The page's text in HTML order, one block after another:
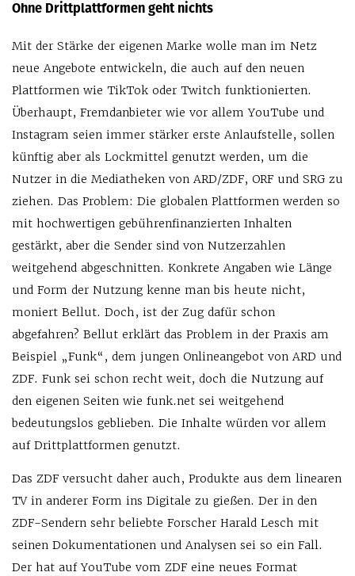
Ohne Drittplattformen geht nichts
Mit der Stärke der eigenen Marke wolle man im Netz
neue Angebote entwickeln, die auch auf den neuen
Plattformen wie TikTok oder Twitch funktionierten.
Überhaupt, Fremdanbieter wie vor allem YouTube und
Instagram seien immer stärker erste Anlaufstelle, sollen
künftig aber als Lockmittel genutzt werden, um die
Nutzer in die Mediatheken von ARD/ZDF, ORF und SRG zu
ziehen. Das Problem: Die globalen Plattformen werden so
mit hochwertigen gebührenfinanzierten Inhalten
gestärkt, aber die Sender sind von Nutzerzahlen
weitgehend abgeschnitten. Konkrete Angaben wie Länge
und Form der Nutzung kenne man bis heute nicht,
moniert Bellut. Doch, ist der Zug dafür schon
abgefahren? Bellut erklärt das Problem in der Praxis am
Beispiel „Funk“, dem jungen Onlineangebot von ARD und
ZDF. Funk sei schon recht weit, doch die Nutzung auf
den eigenen Seiten wie funk.net sei weitgehend
bedeutungslos geblieben. Die Inhalte würden vor allem
auf Drittplattformen genutzt.
Das ZDF versucht daher auch, Produkte aus dem linearen
TV in anderer Form ins Digitale zu gießen. Der in den
ZDF-Sendern sehr beliebte Forscher Harald Lesch mit
seinen Dokumentationen und Analysen sei so ein Fall.
Der hat auf YouTube vom ZDF eine neues Format